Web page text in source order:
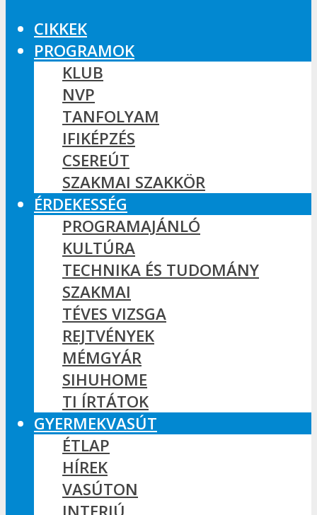
CIKKEK
PROGRAMOK
KLUB
NVP
TANFOLYAM
IFIKÉPZÉS
CSEREÚT
SZAKMAI SZAKKÖR
ÉRDEKESSÉG
PROGRAMAJÁNLÓ
KULTÚRA
TECHNIKA ÉS TUDOMÁNY
SZAKMAI
TÉVES VIZSGA
REJTVÉNYEK
MÉMGYÁR
SIHUHOME
TI ÍRTÁTOK
GYERMEKVASÚT
ÉTLAP
HÍREK
VASÚTON